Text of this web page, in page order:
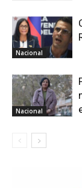
Nacional
Nacional